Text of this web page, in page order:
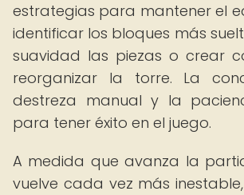
estrategias para mantener el
identificar los bloques más
suavidad las piezas o crear
reorganizar la torre. La
destreza manual y la
para tener éxito en el juego.
A medida que avanza la
vuelve cada vez más